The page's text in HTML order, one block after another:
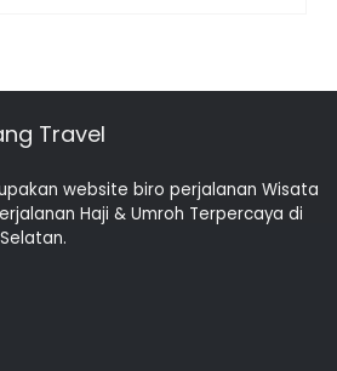
Travel
website biro perjalanan Wisata
Haji & Umroh Terpercaya di